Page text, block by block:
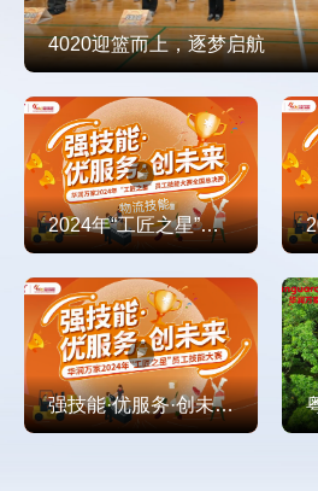
4020迎篮而上，逐梦启航
2024年“工匠之星”员工技能大赛——物流篇
强技能·优服务·创未来。华润万家2024年“工匠之星”员工技能大赛正在火热进行